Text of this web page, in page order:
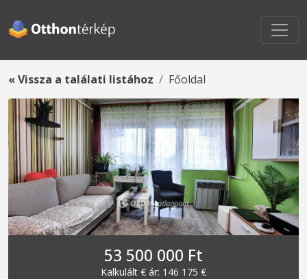
« Vissza a találati listához Főoldal
53 500 000 Ft
Kalkulált € ár: 146 175 €